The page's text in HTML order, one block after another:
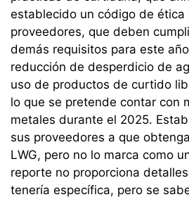
establecido un código de ética
proveedores, que deben
demás requisitos para este
reducción de desperdicio de
uso de productos de curtido
lo que se pretende contar con
metales durante el 2025.
sus proveedores a que
LWG, pero no lo marca como
reporte no proporciona
tenería específica, pero se